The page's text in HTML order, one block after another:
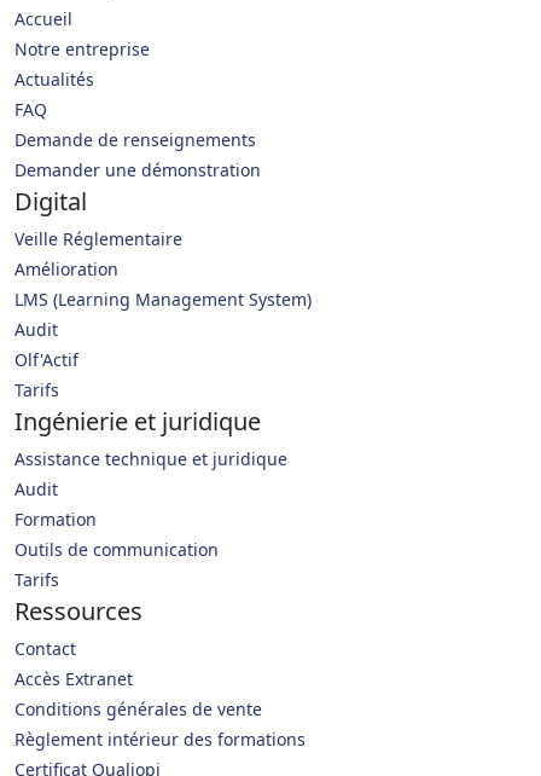
Accueil
Notre entreprise
Actualités
FAQ
Demande de renseignements
Demander une démonstration
Digital
Veille Réglementaire
Amélioration
LMS (Learning Management System)
Audit
Olf'Actif
Tarifs
Ingénierie et juridique
Assistance technique et juridique
Audit
Formation
Outils de communication
Tarifs
Ressources
Contact
Accès Extranet
Conditions générales de vente
Règlement intérieur des formations
Certificat Qualiopi